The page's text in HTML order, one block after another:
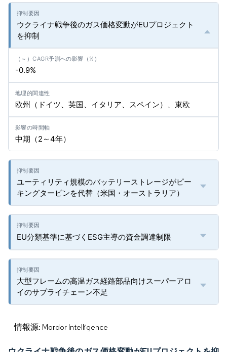
ウクライナ戦争後のガス価格変動がEUプロジェクト
を抑制
-0.9%
欧州（ドイツ、英国、イタリア、スペイン）、東欧
中期（2～4年）
ユーティリティ規模のバッテリーストレージがピー
キングタービンを代替（米国・オーストラリア）
EU分類基準に基づくESG主導の資金調達制限
大型フレームの高温ガス経路部品向けスーパーアロ
イのサプライチェーン不足
情報源: Mordor Intelligence